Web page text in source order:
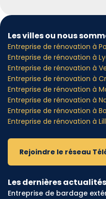
Rejoindre le réseau
Les dernières actualités
Entreprise de bardage
Les villes ou nous
Entreprise de rénovation à
Entreprise de rénovation à
Entreprise de rénovation à
Entreprise de rénovation à
Entreprise de rénovation à
Entreprise de rénovation à
Entreprise de rénovation à
Entreprise de rénovation à